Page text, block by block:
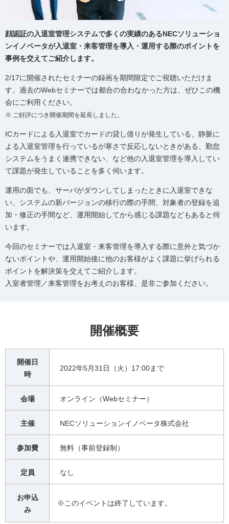
顔認証の入退室管理システムで多くの実績のあるNECソリューショ
ンイノベータが入退室・来客管理を導入・運用する際のポイントを
事例を交えてご紹介します。
2/17に開催されたセミナーの録画を期間限定でご視聴いただけま
す。過去のWebセミナーでは都合の合わなかった方は、ぜひこの機
会にご利用ください。
※ ご好評につき開催期間を延長しました。
ICカードによる入退室でカードの貸し借りが発生している、静脈に
よる入退室管理を行っているが寒さで反応しないときがある、勤怠
システムをうまく連携できない、など他の入退室管理を導入してい
て課題が発生していることを多く伺います。
運用の面でも、サーバがダウンしてしまったときに入退室できな
い、システムの新バージョンの移行の際の手間、対象者の登録を追
加・修正の手間など、運用開始してから感じる課題などもあると伺
います。
今回のセミナーでは入退室・来客管理を導入する際に意外と気づか
ないポイントや、運用開始後に他のお客様がよく課題に挙げられる
ポイントを解決策を交えてご紹介します。
入室者管理／来客管理をお考えのお客様、是非ご参加ください。
開催概要
開催日
時
2022年5月31日（火）17:00まで
会場 オンライン（Webセミナー）
主催 NECソリューションイノベータ株式会社
参加費 無料（事前登録制）
定員 なし
お申込
み
※このイベントは終了しています。